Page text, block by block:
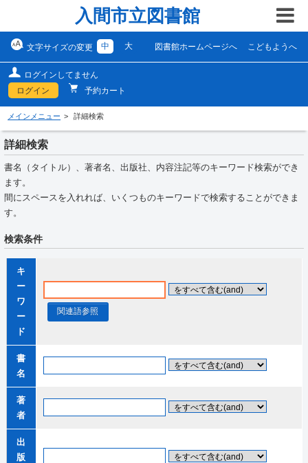
入間市立図書館
文字サイズの変更 中 大 図書館ホームページへ こどもようへ
ログインしてません
ログイン
予約カート
メインメニュー 詳細検索
詳細検索
書名（タイトル）、著者名、出版社、内容注記等のキーワード検索ができ
ます。
間にスペースを入れれば、いくつものキーワードで検索することができま
す。
検索条件
キ
ー
ワ
ー
ド
関連語参照
書
名
著
者
出
版